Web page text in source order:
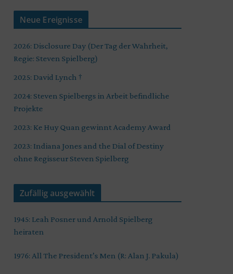
Neue Ereignisse
2026: Disclosure Day (Der Tag der Wahrheit,
Regie: Steven Spielberg)
2025: David Lynch †
2024: Steven Spielbergs in Arbeit befindliche
Projekte
2023: Ke Huy Quan gewinnt Academy Award
2023: Indiana Jones and the Dial of Destiny
ohne Regisseur Steven Spielberg
Zufällig ausgewählt
1945: Leah Posner und Arnold Spielberg
heiraten
1976: All The President’s Men (R: Alan J. Pakula)